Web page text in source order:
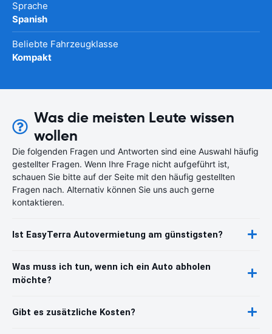
Sprache
Spanish
Beliebte Fahrzeugklasse
Kompakt
Was die meisten Leute wissen
wollen
Die folgenden Fragen und Antworten sind eine Auswahl häufig
gestellter Fragen. Wenn Ihre Frage nicht aufgeführt ist,
schauen Sie bitte auf der Seite mit den häufig gestellten
Fragen nach. Alternativ können Sie uns auch gerne
kontaktieren.
Ist EasyTerra Autovermietung am günstigsten?
Was muss ich tun, wenn ich ein Auto abholen
möchte?
Gibt es zusätzliche Kosten?